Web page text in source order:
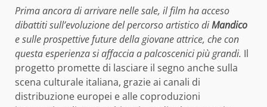
Prima ancora di arrivare nelle sale, il film ha acceso
dibattiti sull’evoluzione del percorso artistico diMandico
e sulle prospettive future della giovane attrice, che con
questa esperienza si affaccia a palcoscenici più grandi. Il
progetto promette di lasciare il segno anche sulla
scena culturale italiana, grazie ai canali di
distribuzione europei e alle coproduzioni